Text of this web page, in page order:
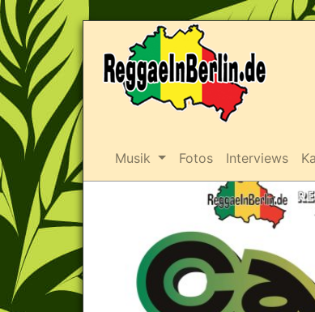
Musik Fotos Interviews